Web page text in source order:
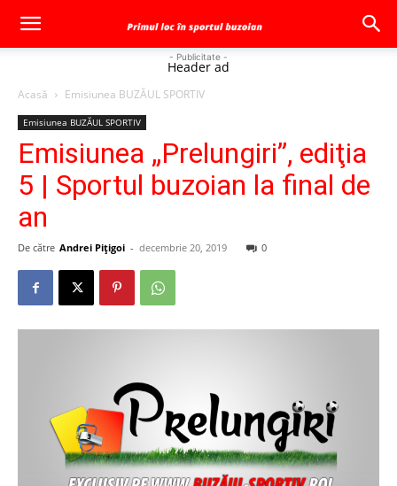
- Publicitate -
Header ad
Acasă Emisiunea BUZĂUL SPORTIV
Emisiunea BUZĂUL SPORTIV
Emisiunea „Prelungiri”, ediţia
5 | Sportul buzoian la final de
an
De către Andrei Pițigoi - decembrie 20, 2019 0